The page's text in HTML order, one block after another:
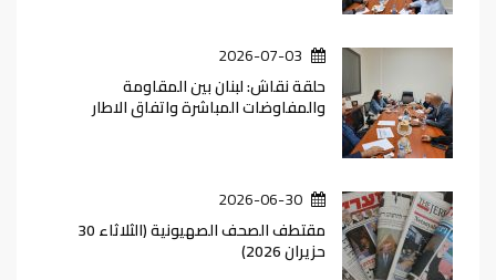
2026-07-03
حلقة نقاش: لبنان بين المقاومة
والمفاوضات المباشرة واتفاق الاطار
2026-06-30
مقتطف الصحف الصهيونية (الثلاثاء 30
حزيران 2026)